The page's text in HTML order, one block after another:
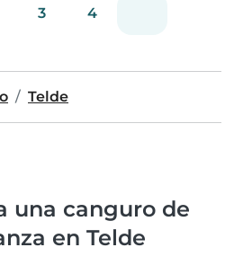
3 4
Telde
una canguro de
en Telde